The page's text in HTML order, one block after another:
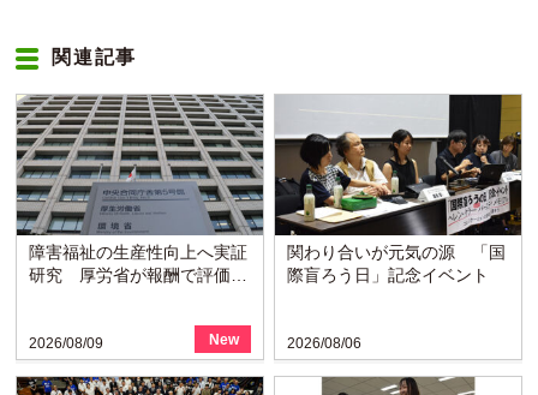
関連記事
2026/08/09 New
障害福祉の生産性向上へ実証
研究 厚労省が報酬で評価を
2026/08/06
関わり合いが元気の源 「国
際盲ろう日」記念イベント